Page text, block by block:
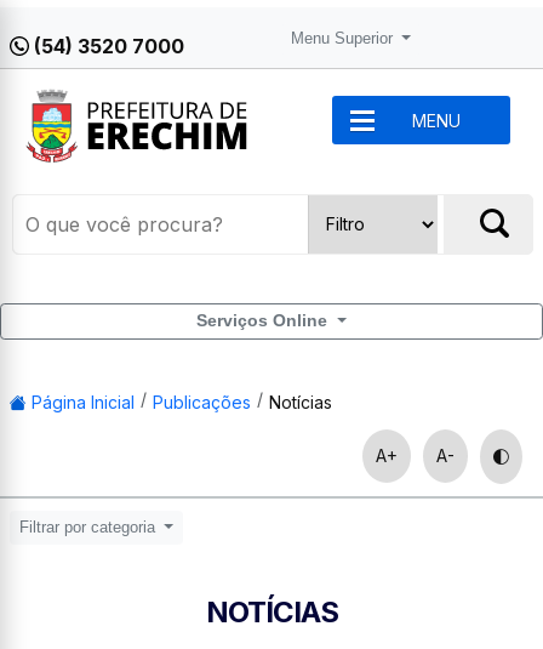
(54) 3520 7000 Menu Superior
MENU
Serviços Online
Página Inicial Publicações Notícias
A+ A-
Filtrar por categoria
NOTÍCIAS